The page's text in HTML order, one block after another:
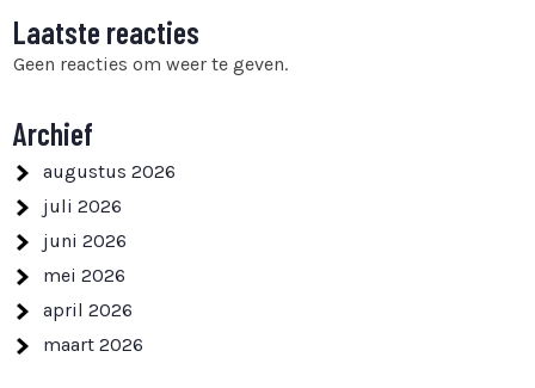
Laatste reacties
Geen reacties om weer te geven.
Archief
augustus 2026
juli 2026
juni 2026
mei 2026
april 2026
maart 2026